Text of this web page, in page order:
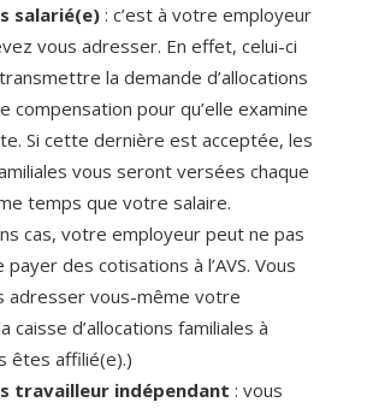
salarié(e): c’est à votre employeur
vous adresser. En effet, celui-ci
la demande d’allocations
compensation pour qu’elle examine
Si cette dernière est acceptée, les
vous seront versées chaque
temps que votre salaire.
cas, votre employeur peut ne pas
des cotisations à l’AVS. Vous
adresser vous-même votre
caisse d’allocations familiales à
êtes affilié(e).)
travailleur indépendant : vous